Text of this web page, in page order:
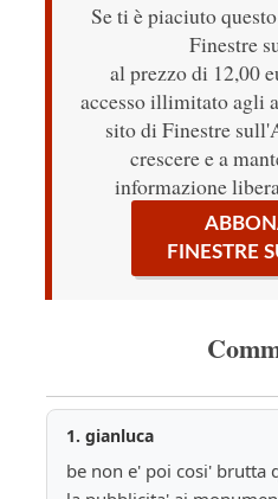
Se ti è piaciuto
Finestre
al prezzo di 12,00
accesso illimitato agli
sito di Finestre
crescere e a
informazione
FINESTRE
1. gianluca
be non e' poi cosi' brutta